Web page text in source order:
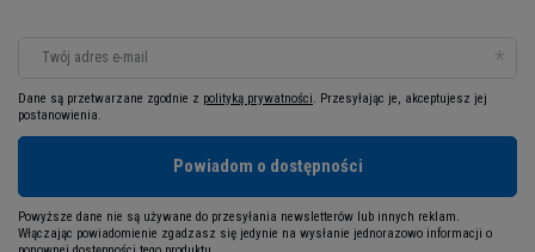
Twój adres e-mail
Dane są przetwarzane zgodnie z polityką prywatności. Przesyłając je, akceptujesz jej
postanowienia.
Powiadom o dostępności
Powyższe dane nie są używane do przesyłania newsletterów lub innych reklam.
Włączając powiadomienie zgadzasz się jedynie na wysłanie jednorazowo informacji o